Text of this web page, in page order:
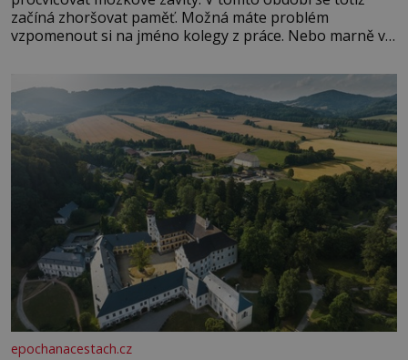
začíná zhoršovat paměť. Možná máte problém
vzpomenout si na jméno kolegy z práce. Nebo marně v
Je to opravdu tak, s věkem jako kdyby se paměť
rozhodla stávkovat. Cvičte
epochanacestach.cz